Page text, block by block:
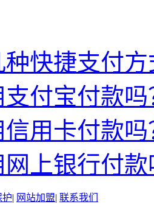
种快捷支付
付宝付款吗
用卡付款吗
上银行付款
护| 网站加盟| 联系我们